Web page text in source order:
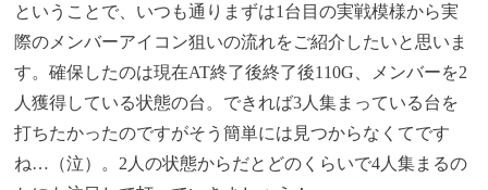
ということで、いつも通りまずは1台目の実戦模様から実
際のメンバーアイコン狙いの流れをご紹介したいと思いま
す。確保したのは現在AT終了後終了後110G、メンバーを2
人獲得している状態の台。できれば3人集まっている台を
打ちたかったのですがそう簡単には見つからなくてです
ね…（泣）。2人の状態からだとどのくらいで4人集まるの